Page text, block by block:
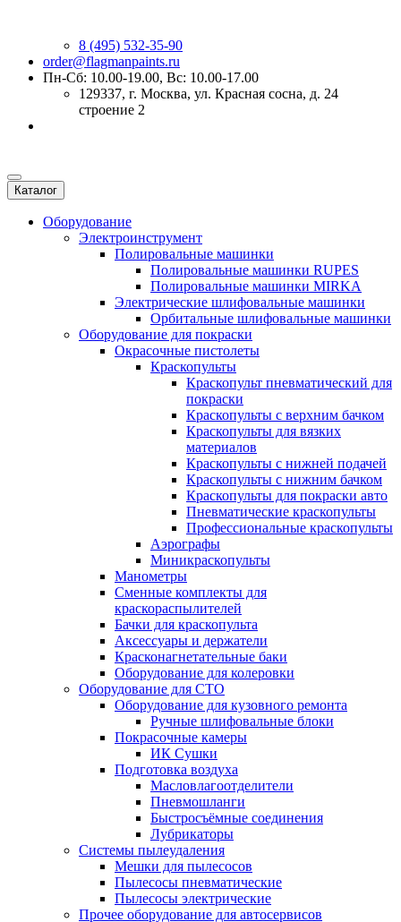
8 (495) 532-35-90
order@flagmanpaints.ru
Пн-Сб: 10.00-19.00, Вс: 10.00-17.00
129337, г. Москва, ул. Красная сосна, д. 24
строение 2
Каталог
Оборудование
Электроинструмент
Полировальные машинки
Полировальные машинки RUPES
Полировальные машинки MIRKA
Электрические шлифовальные машинки
Орбитальные шлифовальные машинки
Оборудование для покраски
Окрасочные пистолеты
Краскопульты
Краскопульт пневматический для
покраски
Краскопульты с верхним бачком
Краскопульты для вязких
материалов
Краскопульты с нижней подачей
Краскопульты с нижним бачком
Краскопульты для покраски авто
Пневматические краскопульты
Профессиональные краскопульты
Аэрографы
Миникраскопульты
Манометры
Сменные комплекты для
краскораспылителей
Бачки для краскопульта
Аксессуары и держатели
Красконагнетательные баки
Оборудование для колеровки
Оборудование для СТО
Оборудование для кузовного ремонта
Ручные шлифовальные блоки
Покрасочные камеры
ИК Сушки
Подготовка воздуха
Масловлагоотделители
Пневмошланги
Быстросъёмные соединения
Лубрикаторы
Системы пылеудаления
Мешки для пылесосов
Пылесосы пневматические
Пылесосы электрические
Прочее оборудование для автосервисов